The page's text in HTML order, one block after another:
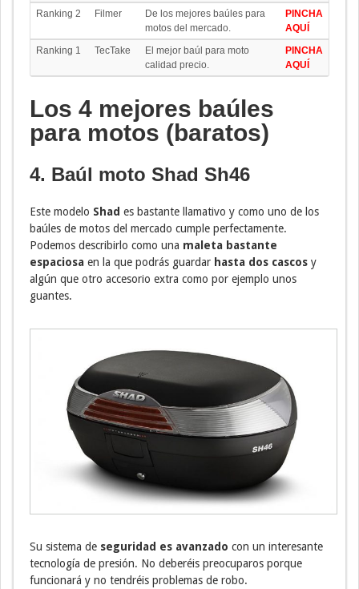
Ranking 2
Filmer
De los mejores baúles para
motos del mercado.
PINCHA
AQUÍ
Ranking 1
TecTake
El mejor baúl para moto
calidad precio.
PINCHA
AQUÍ
Los 4 mejores baúles
para motos (baratos)
4. Baúl moto Shad Sh46
Este modelo Shad es bastante llamativo y como uno de los
baúles de motos del mercado cumple perfectamente.
Podemos describirlo como una maleta bastante
espaciosa en la que podrás guardar hasta dos cascos y
algún que otro accesorio extra como por ejemplo unos
guantes.
Su sistema de seguridad es avanzado con un interesante
tecnología de presión. No deberéis preocuparos porque
funcionará y no tendréis problemas de robo.